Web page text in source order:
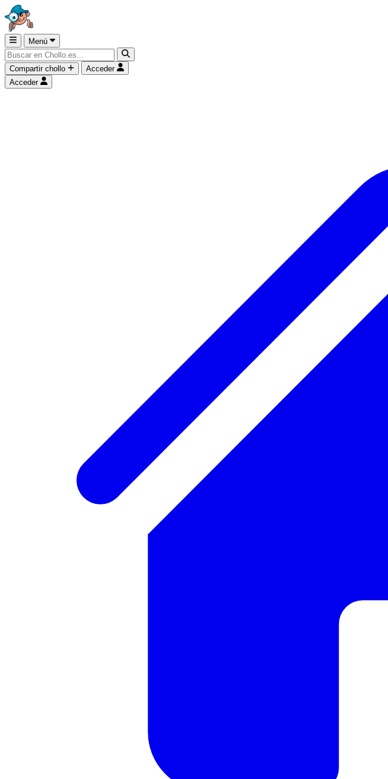
Menú
Compartir chollo
Acceder
Acceder